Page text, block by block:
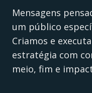
Mensagens
um público
Criamos e
estratégia com
meio, fim e